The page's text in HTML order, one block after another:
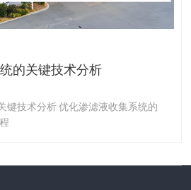
的关键技术分析
化渗滤液收集系统的
程